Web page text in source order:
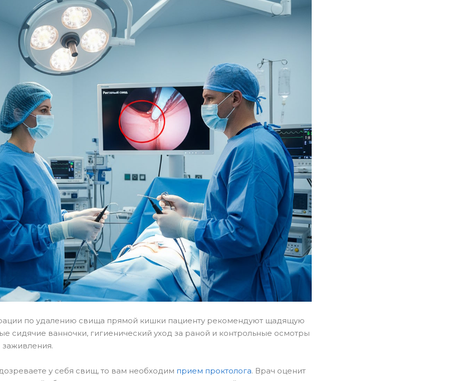
по удалению свища прямой кишки пациенту рекомендуют щадящую
сидячие ванночки, гигиенический уход за раной и контрольные осмотры
у себя свищ, то вам необходим прием проктолога. Врач оценит